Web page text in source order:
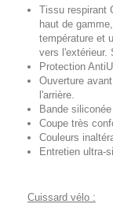
Tissu respirant
haut de
température et
vers l'extérieur.
Protection
Ouverture
l'arrière.
Bande
Coupe très
Couleurs
Entretien ultra-
Cuissard vélo :